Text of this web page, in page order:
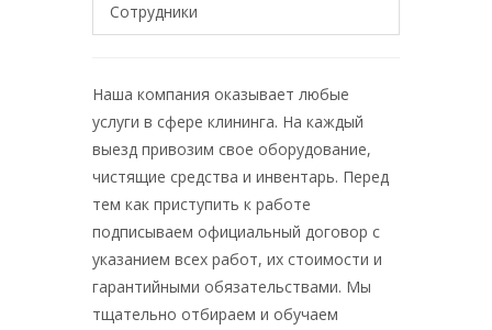
Сотрудники
Наша компания оказывает любые
услуги в сфере клининга. На каждый
выезд привозим свое оборудование,
чистящие средства и инвентарь. Перед
тем как приступить к работе
подписываем официальный договор с
указанием всех работ, их стоимости и
гарантийными обязательствами. Мы
тщательно отбираем и обучаем